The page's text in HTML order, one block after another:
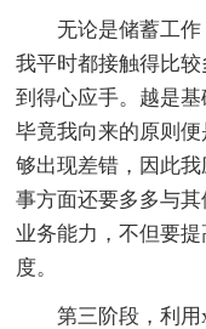
无论是储蓄工作
我平时都接触得比
到得心应手。越是
毕竟我向来的原则
够出现差错，因此
事方面还要多多与
业务能力，不但要
度。
第三阶段，利